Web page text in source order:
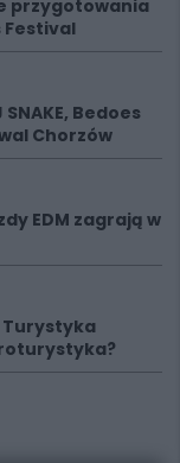
przygotowania
Festival
Bedoes
Chorzów
EDM zagrają w
Turystyka